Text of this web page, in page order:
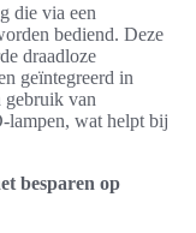
die via een
bediend. Deze
draadloze
geïntegreerd in
gebruik van
lampen, wat helpt bij
besparen op